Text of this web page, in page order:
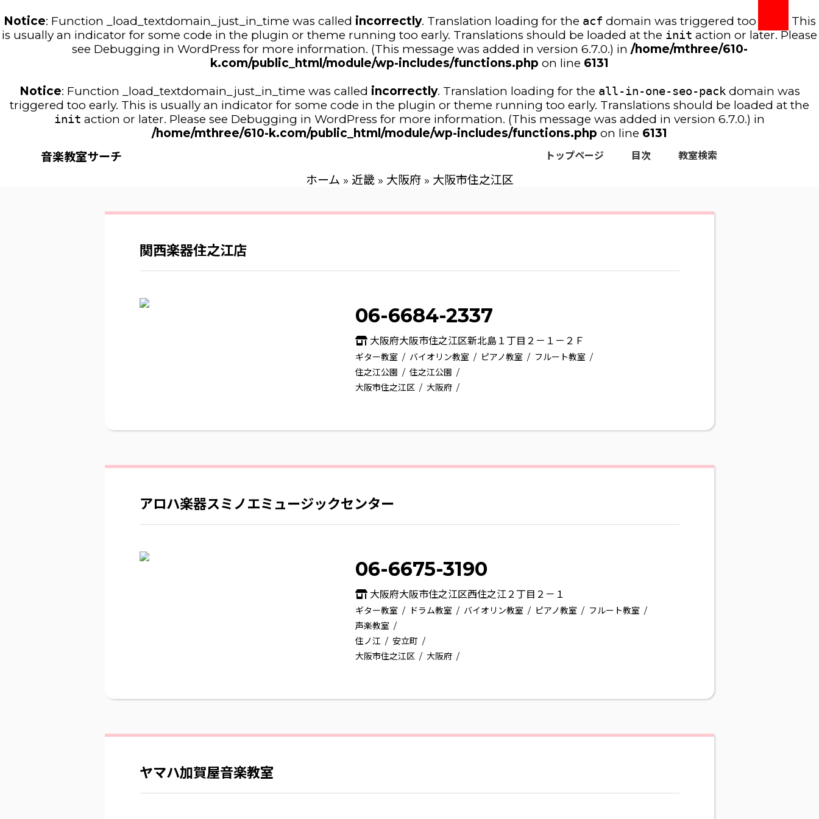
Notice: Function _load_textdomain_just_in_time was called incorrectly. Translation loading for the acf domain was triggered too early. This
is usually an indicator for some code in the plugin or theme running too early. Translations should be loaded at the init action or later. Please
see Debugging in WordPress for more information. (This message was added in version 6.7.0.) in /home/mthree/610-
k.com/public_html/module/wp-includes/functions.php on line 6131
Notice: Function _load_textdomain_just_in_time was called incorrectly. Translation loading for the all-in-one-seo-packdomain was
triggered too early. This is usually an indicator for some code in the plugin or theme running too early. Translations should be loaded at the
init action or later. Please see Debugging in WordPress for more information. (This message was added in version 6.7.0.) in
/home/mthree/610-k.com/public_html/module/wp-includes/functions.php on line 6131
音楽教室サーチ
トップページ 目次 教室検索
ホーム » 近畿 » 大阪府 » 大阪市住之江区
関西楽器住之江店
06-6684-2337
大阪府大阪市住之江区新北島１丁目２－１－２Ｆ
ギター教室 バイオリン教室 ピアノ教室
フルート教室
住之江公園
住之江公園
大阪市住之江区
大阪府
アロハ楽器スミノエミュージックセンター
06-6675-3190
大阪府大阪市住之江区西住之江２丁目２－１
ギター教室 ドラム教室 バイオリン教室 ピアノ教室
フルート教室
声楽教室
住ノ江
安立町
大阪市住之江区
大阪府
ヤマハ加賀屋音楽教室